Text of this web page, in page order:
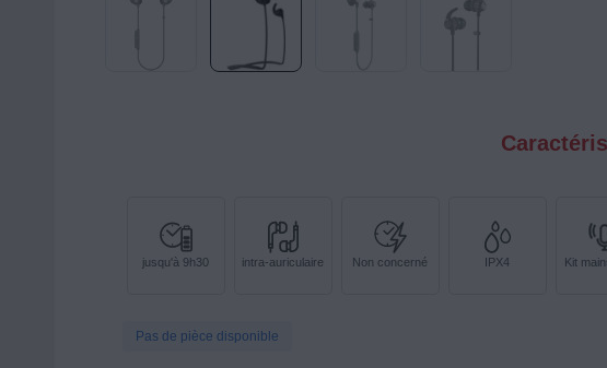
jusqu'à 9h30 intra-auriculaire Non concerné IPX4 Kit
Pas de pièce disponible